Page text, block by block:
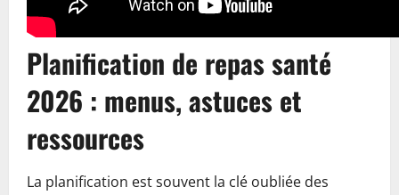
Planification de repas santé
2026 : menus, astuces et
ressources
La planification est souvent la clé oubliée des